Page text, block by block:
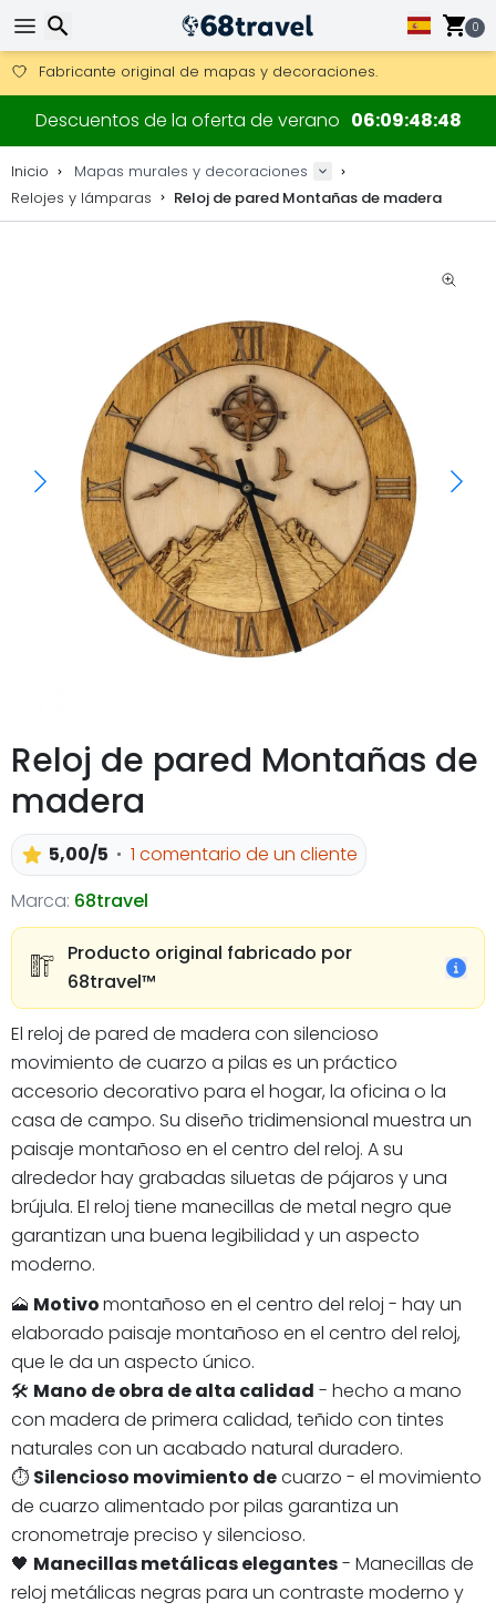
0
Consigue el envío gratuito en pedidos de más de 250 €.
Envío DHL 1 día disponible.
30 días para devoluciones, 90 días para mapas de madera
Descuentos de la oferta de verano 06 09 48 47
Inicio
Mapas murales y decoraciones
Relojes y lámparas
Reloj de pared Montañas de madera
Reloj de pared Montañas de
madera
5,00/5
1 comentario de un cliente
Marca: 68travel
Producto original fabricado por
68travel™️
El reloj de pared de madera con silencioso
movimiento de cuarzo a pilas es un práctico
accesorio decorativo para el hogar, la oficina o la
casa de campo. Su diseño tridimensional muestra un
paisaje montañoso en el centro del reloj. A su
alrededor hay grabadas siluetas de pájaros y una
brújula. El reloj tiene manecillas de metal negro que
garantizan una buena legibilidad y un aspecto
moderno.
🗻 Motivomontañoso en el centro del reloj - hay un
elaborado paisaje montañoso en el centro del reloj,
que le da un aspecto único.
🛠️ Mano de obra de alta calidad - hecho a mano
con madera de primera calidad, teñido con tintes
naturales con un acabado natural duradero.
⏱️ Silencioso movimiento decuarzo - el movimiento
de cuarzo alimentado por pilas garantiza un
cronometraje preciso y silencioso.
🖤 Manecillas metálicas elegantes- Manecillas de
reloj metálicas negras para un contraste moderno y
Buscar